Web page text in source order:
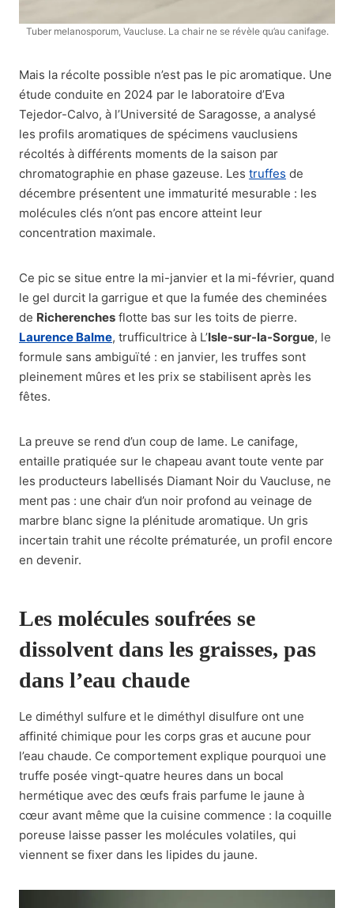
Tuber melanosporum, Vaucluse. La chair ne se révèle qu’au canifage.
Mais la récolte possible n’est pas le pic aromatique. Une
étude conduite en 2024 par le laboratoire d’Eva
Tejedor-Calvo, à l’Université de Saragosse, a analysé
les profils aromatiques de spécimens vauclusiens
récoltés à différents moments de la saison par
chromatographie en phase gazeuse. Les truffes de
décembre présentent une immaturité mesurable : les
molécules clés n’ont pas encore atteint leur
concentration maximale.
Ce pic se situe entre la mi-janvier et la mi-février, quand
le gel durcit la garrigue et que la fumée des cheminées
de Richerenches flotte bas sur les toits de pierre.
Laurence Balme, trufficultrice à L’Isle-sur-la-Sorgue, le
formule sans ambiguïté : en janvier, les truffes sont
pleinement mûres et les prix se stabilisent après les
fêtes.
La preuve se rend d’un coup de lame. Le canifage,
entaille pratiquée sur le chapeau avant toute vente par
les producteurs labellisés Diamant Noir du Vaucluse, ne
ment pas : une chair d’un noir profond au veinage de
marbre blanc signe la plénitude aromatique. Un gris
incertain trahit une récolte prématurée, un profil encore
en devenir.
Les molécules soufrées se
dissolvent dans les graisses, pas
dans l’eau chaude
Le diméthyl sulfure et le diméthyl disulfure ont une
affinité chimique pour les corps gras et aucune pour
l’eau chaude. Ce comportement explique pourquoi une
truffe posée vingt-quatre heures dans un bocal
hermétique avec des œufs frais parfume le jaune à
cœur avant même que la cuisine commence : la coquille
poreuse laisse passer les molécules volatiles, qui
viennent se fixer dans les lipides du jaune.